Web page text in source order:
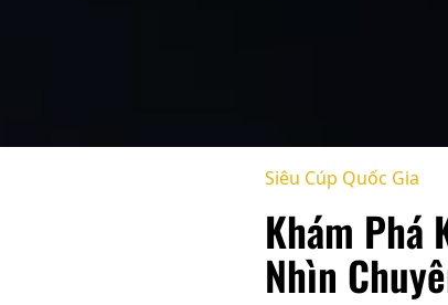
Siêu Cúp Quốc Gia
Khám Phá
Nhìn